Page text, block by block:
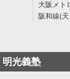
大阪メト
阪和線(
明光義塾